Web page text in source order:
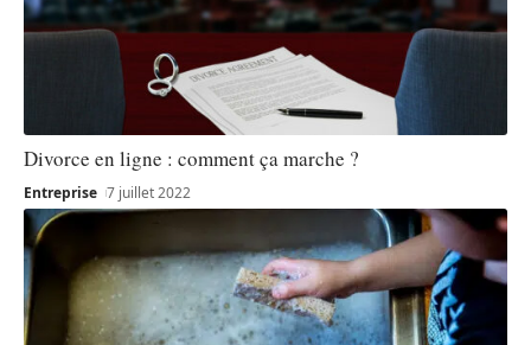
Divorce en ligne : comment ça marche ?
Entreprise 7 juillet 2022